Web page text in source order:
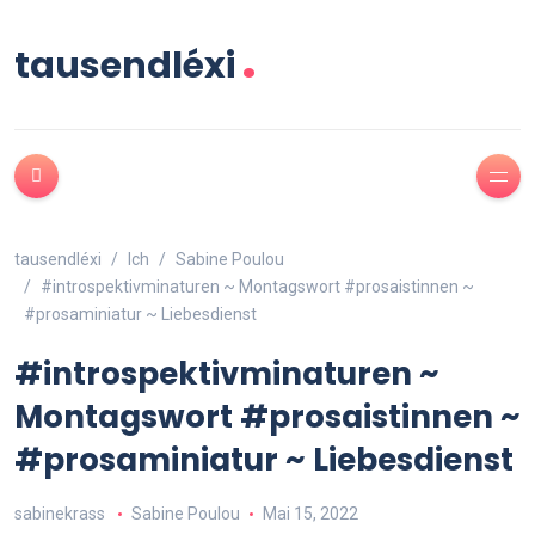
tausendléxi.
tausendléxi Ich
Sabine Poulou
#introspektivminaturen ~ Montagswort #prosaistinnen ~
#prosaminiatur ~ Liebesdienst
#introspektivminaturen ~
Montagswort #prosaistinnen ~
#prosaminiatur ~ Liebesdienst
sabinekrass Sabine Poulou Mai 15, 2022